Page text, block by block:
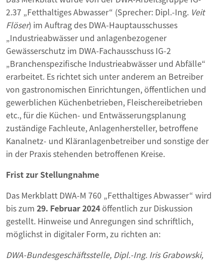
2.37 „Fetthaltiges Abwasser“ (Sprecher: Dipl.-Ing. Veit
Flöser) im Auftrag des DWA-Hauptausschusses
„Industrieabwässer und anlagenbezogener
Gewässerschutz im DWA-Fachausschuss IG-2
„Branchenspezifische Industrieabwässer und Abfälle“
erarbeitet. Es richtet sich unter anderem an Betreiber
von gastronomischen Einrichtungen, öffentlichen und
gewerblichen Küchenbetrieben, Fleischereibetrieben
etc., für die Küchen- und Entwässerungsplanung
zuständige Fachleute, Anlagenhersteller, betroffene
Kanalnetz- und Kläranlagenbetreiber und sonstige der
in der Praxis stehenden betroffenen Kreise.
Frist zur Stellungnahme
Das Merkblatt DWA-M 760 „Fetthaltiges Abwasser“ wird
bis zum 29. Februar 2024öffentlich zur Diskussion
gestellt. Hinweise und Anregungen sind schriftlich,
möglichst in digitaler Form, zu richten an:
DWA-Bundesgeschäftsstelle, Dipl.-Ing. Iris Grabowski,